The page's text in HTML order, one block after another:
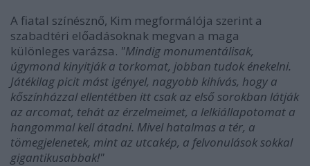
A fiatal színésznő, Kim megformálója szerint a
szabadtéri előadásoknak megvan a maga
különleges varázsa. "Mindig monumentálisak,
úgymond kinyitják a torkomat, jobban tudok énekelni.
Játékilag picit mást igényel, nagyobb kihívás, hogy a
kőszínházzal ellentétben itt csak az első sorokban látják
az arcomat, tehát az érzelmeimet, a lelkiállapotomat a
hangommal kell átadni. Mivel hatalmas a tér, a
tömegjelenetek, mint az utcakép, a felvonulások sokkal
gigantikusabbak!"